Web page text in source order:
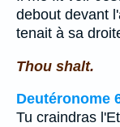
debout devant
tenait à sa
Thou shalt.
Deutéronome
Tu craindras